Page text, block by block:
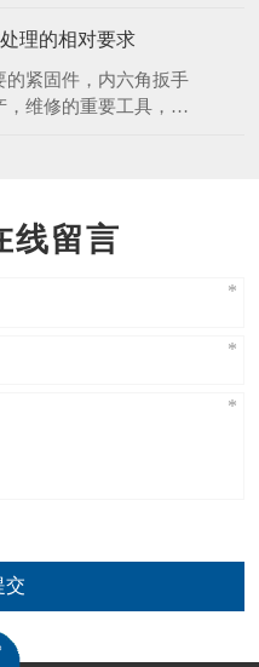
速工作，工作速度比
六角扳手可适用于2
个双头呆扳手只适用2
理的相对要求
紧固件，内六角扳手
维修的重要工具，该
用下，使带电粒子在
线留言
交